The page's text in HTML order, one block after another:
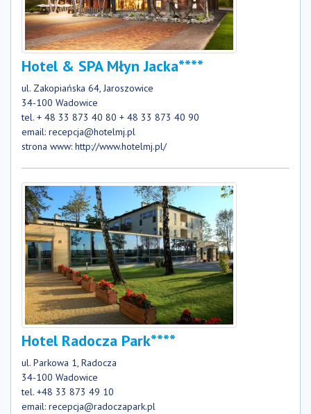
Hotel & SPA Młyn Jacka****
ul. Zakopiańska 64, Jaroszowice
34-100 Wadowice
tel. + 48 33 873 40 80 + 48 33 873 40 90
email: recepcja@hotelmj.pl
strona www: http://www.hotelmj.pl/
Hotel Radocza Park****
ul. Parkowa 1, Radocza
34-100 Wadowice
tel. +48 33 873 49 10
email: recepcja@radoczapark.pl